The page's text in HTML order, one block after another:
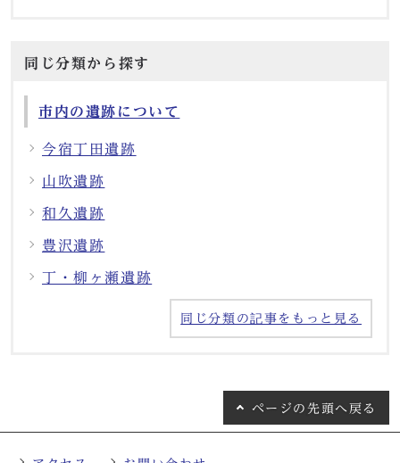
同じ分類から探す
市内の遺跡について
今宿丁田遺跡
山吹遺跡
和久遺跡
豊沢遺跡
丁・柳ヶ瀬遺跡
同じ分類の記事をもっと見る
ページの 先頭へ戻る